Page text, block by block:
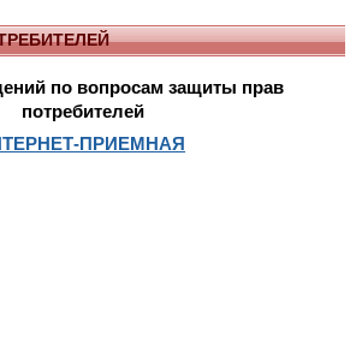
по вопросам защиты прав
потребителей
ПРИЕМНАЯ